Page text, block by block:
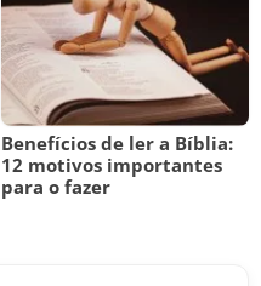
Benefícios de ler a Bíblia:
12 motivos importantes
para o fazer